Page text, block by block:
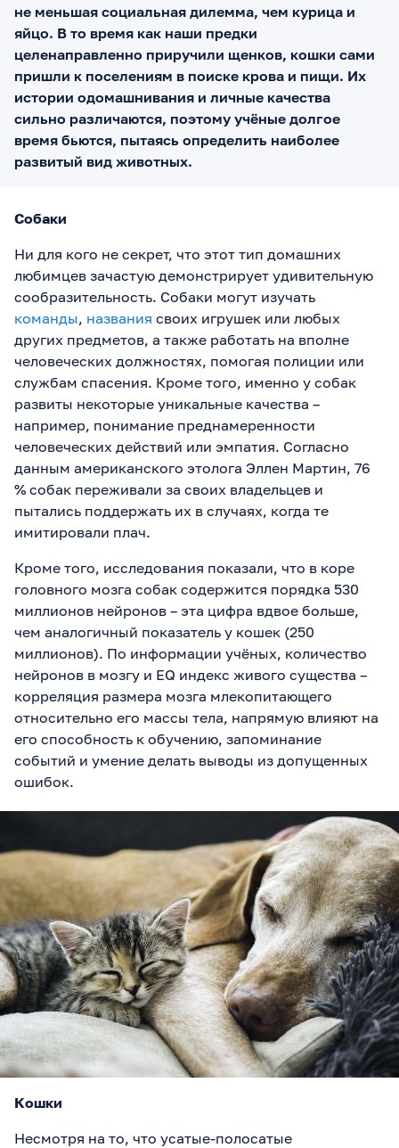
не меньшая социальная дилемма, чем курица и
яйцо. В то время как наши предки
целенаправленно приручили щенков, кошки сами
пришли к поселениям в поиске крова и пищи. Их
истории одомашнивания и личные качества
сильно различаются, поэтому учёные долгое
время бьются, пытаясь определить наиболее
развитый вид животных.
Собаки
Ни для кого не секрет, что этот тип домашних
любимцев зачастую демонстрирует удивительную
сообразительность. Собаки могут изучать
команды, названия своих игрушек или любых
других предметов, а также работать на вполне
человеческих должностях, помогая полиции или
службам спасения. Кроме того, именно у собак
развиты некоторые уникальные качества –
например, понимание преднамеренности
человеческих действий или эмпатия. Согласно
данным американского этолога Эллен Мартин, 76
% собак переживали за своих владельцев и
пытались поддержать их в случаях, когда те
имитировали плач.
Кроме того, исследования показали, что в коре
головного мозга собак содержится порядка 530
миллионов нейронов – эта цифра вдвое больше,
чем аналогичный показатель у кошек (250
миллионов). По информации учёных, количество
нейронов в мозгу и EQ индекс живого существа –
корреляция размера мозга млекопитающего
относительно его массы тела, напрямую влияют на
его способность к обучению, запоминание
событий и умение делать выводы из допущенных
ошибок.
Кошки
Несмотря на то, что усатые-полосатые